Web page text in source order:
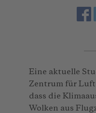
Eine aktuelle
Zentrum für
dass die
Wolken aus